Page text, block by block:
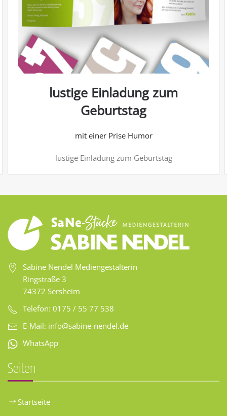
lustige Einladung zum
Geburtstag
mit einer Prise Humor
lustige Einladung zum Geburtstag
Sabine Nendel Mediengestalterin
Ringstraße 3
74372 Sersheim
Telefon: 0175 / 55 77 538
E-Mail: info@sabine-nendel.de
WhatsApp
Seiten
Startseite